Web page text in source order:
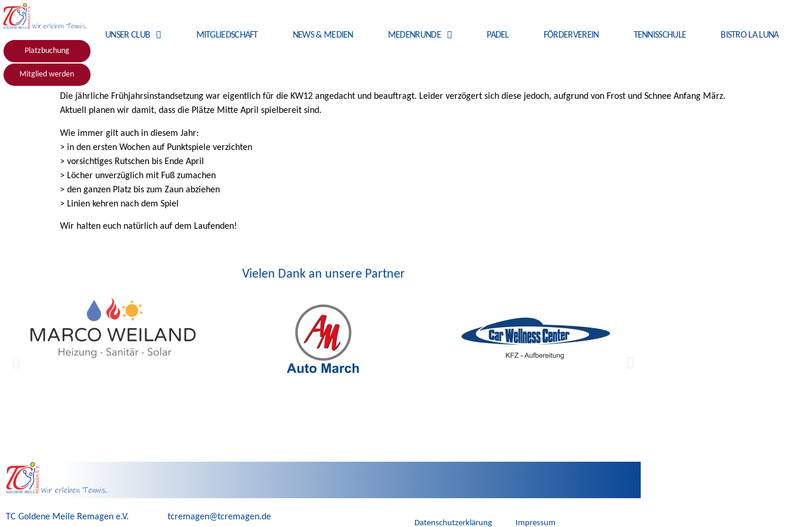
Platzbuchung
Mitglied werden
UNSER CLUB MITGLIEDSCHAFT NEWS & MEDIEN MEDENRUNDE PADEL FÖRDERVEREIN TENNISSCHULE BISTRO LA LUNA
Die jährliche Frühjahrsinstandsetzung war eigentlich für die KW12 angedacht und beauftragt. Leider verzögert sich diese jedoch, aufgrund von Frost und Schnee Anfang März.
Aktuell planen wir damit, dass die Plätze Mitte April spielbereit sind.
Wie immer gilt auch in diesem Jahr:
> in den ersten Wochen auf Punktspiele verzichten
> vorsichtiges Rutschen bis Ende April
> Löcher unverzüglich mit Fuß zumachen
> den ganzen Platz bis zum Zaun abziehen
> Linien kehren nach dem Spiel
Wir halten euch natürlich auf dem Laufenden!
Vielen Dank an unsere Partner
TC Goldene Meile Remagen e.V.
tcremagen@tcremagen.de
Datenschutzerklärung Impressum